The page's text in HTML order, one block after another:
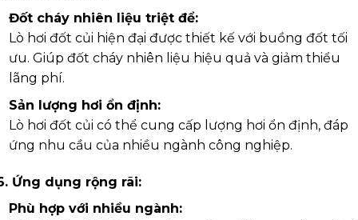
Đốt cháy nhiên liệu triệt để:
Lò hơi đốt củi hiện đại được thiết kế với buồng đốt tối
ưu. Giúp đốt cháy nhiên liệu hiệu quả và giảm thiểu
lãng phí.
Sản lượng hơi ổn định:
Lò hơi đốt củi có thể cung cấp lượng hơi ổn định, đáp
ứng nhu cầu của nhiều ngành công nghiệp.
Ứng dụng rộng rãi:
Phù hợp với nhiều ngành: